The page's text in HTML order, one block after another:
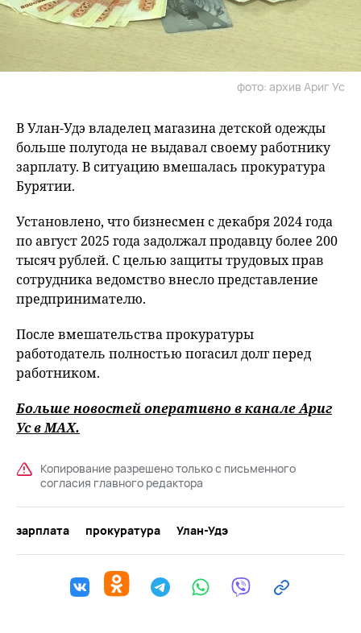
фото: архив Ариг Ус
В Улан-Удэ владелец магазина детской одежды
больше полугода не выдавал своему работнику
зарплату. В ситуацию вмешалась прокуратура
Бурятии.
Установлено, что бизнесмен с декабря 2024 года
по август 2025 года задолжал продавцу более 200
тысяч рублей. С целью защиты трудовых прав
сотрудника ведомство внесло представление
предпринимателю.
После вмешательства прокуратуры
работодатель полностью погасил долг перед
работником.
Больше новостей оперативно в канале Ариг
Ус вMAХ.
Копирование разрешено только с письменного
согласия главного редактора
зарплата прокуратура Улан-Удэ